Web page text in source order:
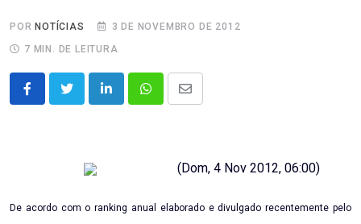
POR NOTÍCIAS
3 DE NOVEMBRO DE 2012
7 MIN. DE LEITURA
LinkedInWhatsappShare
(Dom, 4 Nov 2012, 06:00)
De acordo com o ranking anual elaborado e divulgado recentemente pelo